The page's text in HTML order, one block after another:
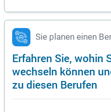
Sie planen einen
Erfahren Sie, wohin
wechseln können
zu diesen Berufen